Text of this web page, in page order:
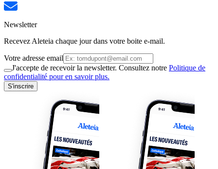
Newsletter
Recevez Aleteia chaque jour dans votre boite e-mail.
Votre adresse email
J'accepte de recevoir la newsletter. Consultez notre Politique de
confidentialité pour en savoir plus.
S'inscrire